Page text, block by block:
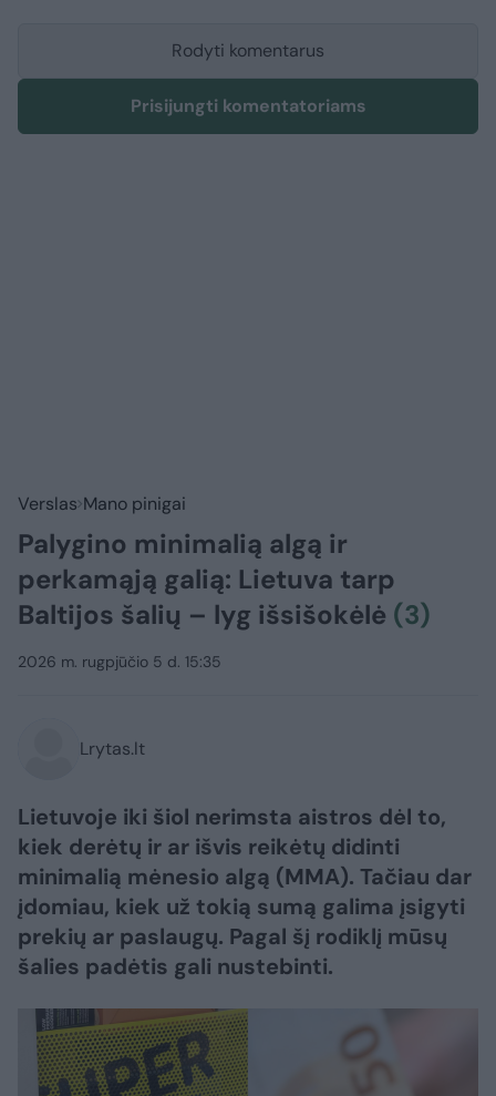
Rodyti komentarus
Prisijungti komentatoriams
Verslas Mano pinigai
Palygino minimalią algą ir
perkamąją galią: Lietuva tarp
Baltijos šalių – lyg išsišokėlė (3)
2026 m. rugpjūčio 5 d. 15:35
Lrytas.lt
Lietuvoje iki šiol nerimsta aistros dėl to,
kiek derėtų ir ar išvis reikėtų didinti
minimalią mėnesio algą (MMA). Tačiau dar
įdomiau, kiek už tokią sumą galima įsigyti
prekių ar paslaugų. Pagal šį rodiklį mūsų
šalies padėtis gali nustebinti.